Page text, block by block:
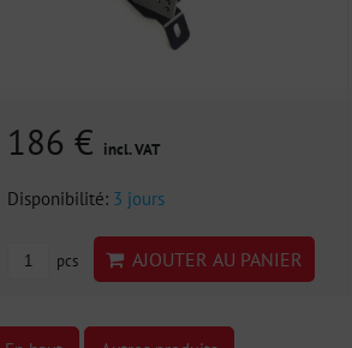
186 € incl. VAT
Disponibilité: 3 jours
pcs AJOUTER AU PANIER